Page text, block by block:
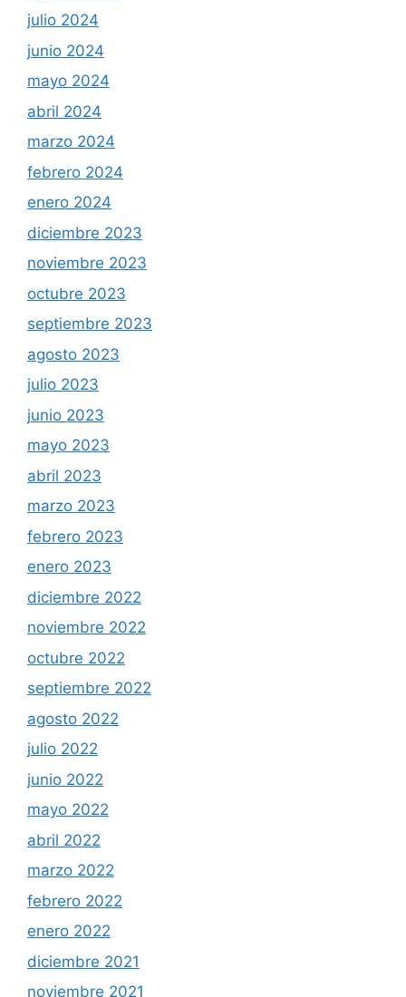
julio 2024
junio 2024
mayo 2024
abril 2024
marzo 2024
febrero 2024
enero 2024
diciembre 2023
noviembre 2023
octubre 2023
septiembre 2023
agosto 2023
julio 2023
junio 2023
mayo 2023
abril 2023
marzo 2023
febrero 2023
enero 2023
diciembre 2022
noviembre 2022
octubre 2022
septiembre 2022
agosto 2022
julio 2022
junio 2022
mayo 2022
abril 2022
marzo 2022
febrero 2022
enero 2022
diciembre 2021
noviembre 2021